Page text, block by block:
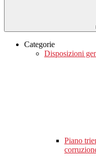
Categorie
Disposizioni
Piano